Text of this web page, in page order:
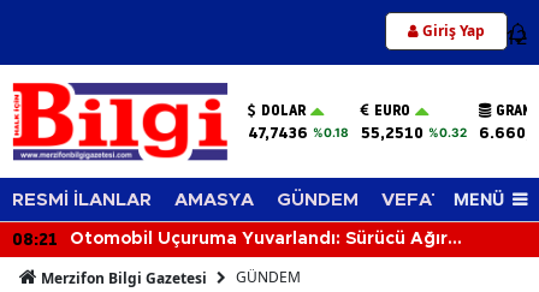
Giriş Yap 12
DOLAR
47,7436 %0.18
EURO
55,2510 %0.32
RESMİ İLANLAR AMASYA GÜNDEM VEFAT EDENLER
MENÜ
08:21
Otomobil Uçuruma Yuvarlandı: Sürücü Ağır
Merzifon Bilgi Gazetesi GÜNDEM